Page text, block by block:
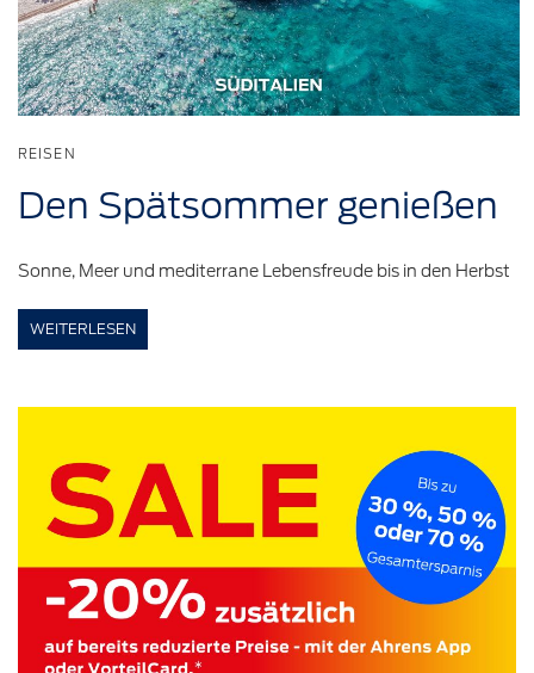
REISEN
Den Spätsommer genießen
Sonne, Meer und mediterrane Lebensfreude bis in den Herbst
WEITERLESEN